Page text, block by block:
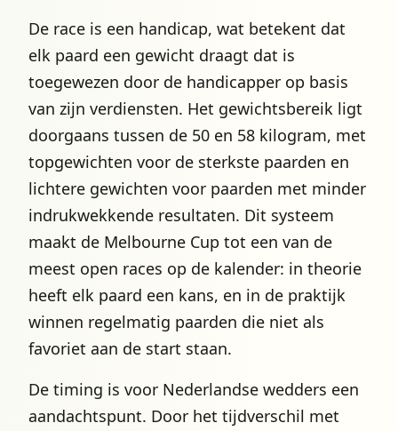
De race is een handicap, wat betekent dat
elk paard een gewicht draagt dat is
toegewezen door de handicapper op basis
van zijn verdiensten. Het gewichtsbereik ligt
doorgaans tussen de 50 en 58 kilogram, met
topgewichten voor de sterkste paarden en
lichtere gewichten voor paarden met minder
indrukwekkende resultaten. Dit systeem
maakt de Melbourne Cup tot een van de
meest open races op de kalender: in theorie
heeft elk paard een kans, en in de praktijk
winnen regelmatig paarden die niet als
favoriet aan de start staan.
De timing is voor Nederlandse wedders een
aandachtspunt. Door het tijdverschil met